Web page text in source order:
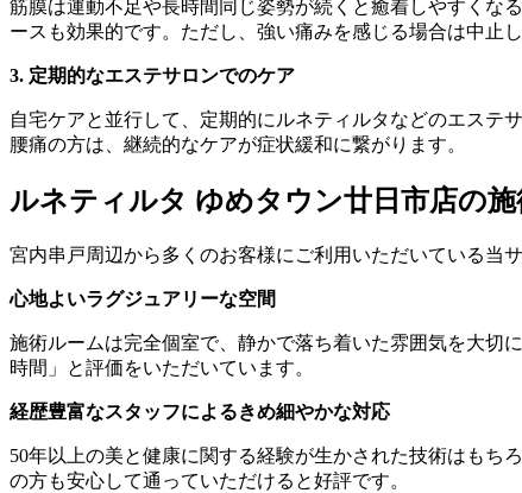
筋膜は運動不足や長時間同じ姿勢が続くと癒着しやすくな
ースも効果的です。ただし、強い痛みを感じる場合は中止
3. 定期的なエステサロンでのケア
自宅ケアと並行して、定期的にルネティルタなどのエステ
腰痛の方は、継続的なケアが症状緩和に繋がります。
ルネティルタ ゆめタウン廿日市店の
宮内串戸周辺から多くのお客様にご利用いただいている当
心地よいラグジュアリーな空間
施術ルームは完全個室で、静かで落ち着いた雰囲気を大切
時間」と評価をいただいています。
経歴豊富なスタッフによるきめ細やかな対応
50年以上の美と健康に関する経験が生かされた技術はもち
の方も安心して通っていただけると好評です。